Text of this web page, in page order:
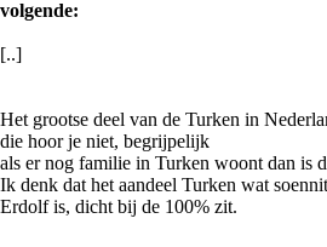
volgende:
[..]
Het grootse deel van de Turken in
die hoor je niet, begrijpelijk
als er nog familie in Turken woont dan is
Ik denk dat het aandeel Turken wat
Erdolf is, dicht bij de 100% zit.